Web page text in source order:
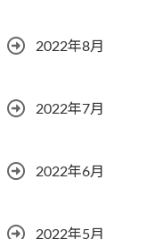
2022年8月
2022年7月
2022年6月
2022年5月